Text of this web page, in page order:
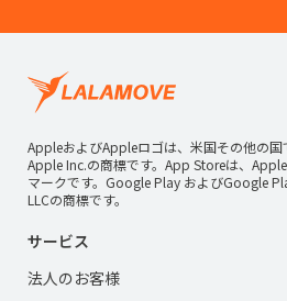
AppleおよびAppleロゴは、米国その他の国
Apple Inc.の商標です。App Storeは、
マークです。Google Play およびGoogle
LLCの商標です。
サービス
法人のお客様